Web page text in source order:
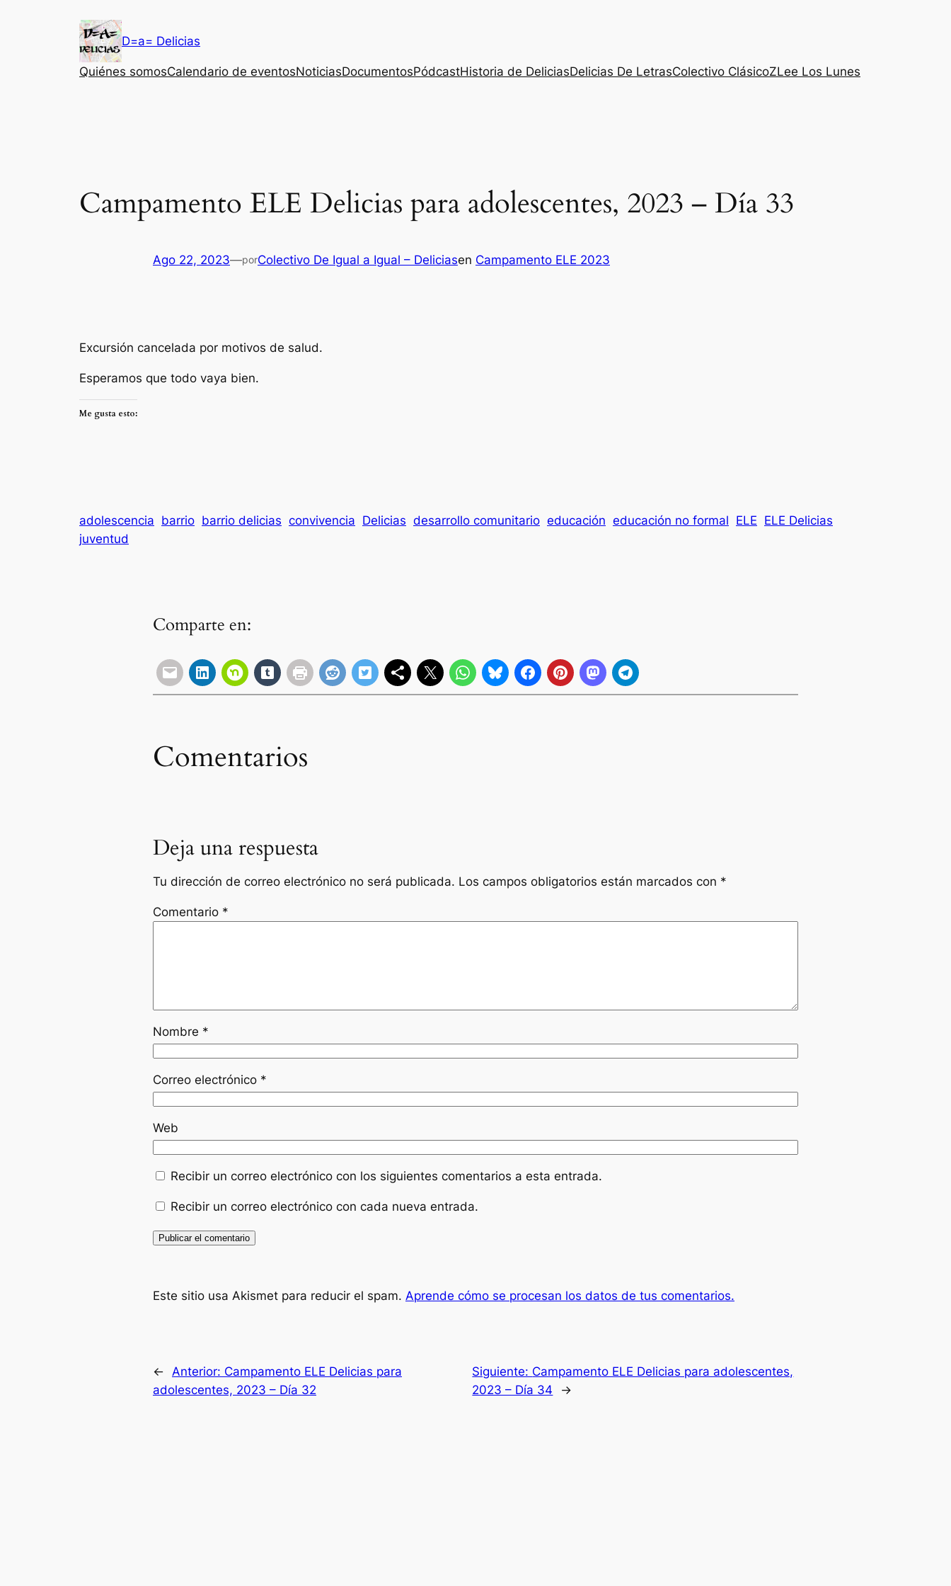
D=a= Delicias
Quiénes somosCalendario de eventosNoticiasDocumentosPódcastHistoria de DeliciasDelicias De LetrasColectivo ClásicoZLee Los Lunes
Campamento ELE Delicias para adolescentes, 2023 – Día 33
Ago 22, 2023—porColectivo De Igual a Igual – Deliciasen Campamento ELE 2023
Excursión cancelada por motivos de salud.
Esperamos que todo vaya bien.
Me gusta esto:
adolescencia barrio barrio delicias convivencia Delicias desarrollo comunitario educación educación no formal ELE ELE Delicias
juventud
Comparte en:
Comentarios
Deja una respuesta
Tu dirección de correo electrónico no será publicada. Los campos obligatorios están marcados con *
Comentario *
Nombre *
Correo electrónico *
Web
Recibir un correo electrónico con los siguientes comentarios a esta entrada.
Recibir un correo electrónico con cada nueva entrada.
Este sitio usa Akismet para reducir el spam. Aprende cómo se procesan los datos de tus comentarios.
← Anterior: Campamento ELE Delicias para
adolescentes, 2023 – Día 32
Siguiente: Campamento ELE Delicias para adolescentes,
2023 – Día 34
→